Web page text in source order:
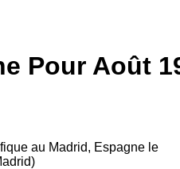
Pour Août
au Madrid, Espagne le